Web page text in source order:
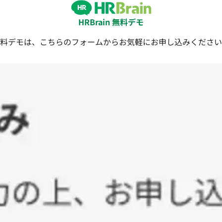
HRBrain 無料デモ
デモは、こちらのフォームからお気軽にお申し込みくださ